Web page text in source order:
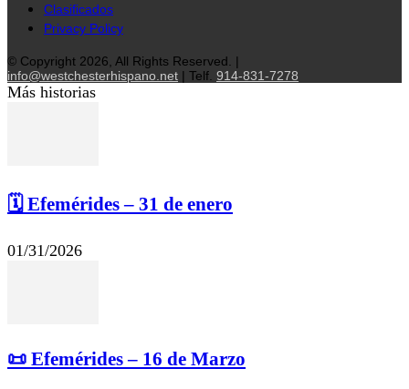
Clasificados
Privacy Policy
© Copyright 2026, All Rights Reserved. |
info@westchesterhispano.net | Telf. 914-831-7278
Más historias
🗓️ Efemérides – 31 de enero
01/31/2026
📜 Efemérides – 16 de Marzo